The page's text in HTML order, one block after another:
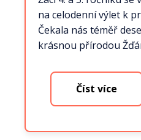
na celodenní výlet k
Čekala nás téměř
krásnou přírodou
Číst více